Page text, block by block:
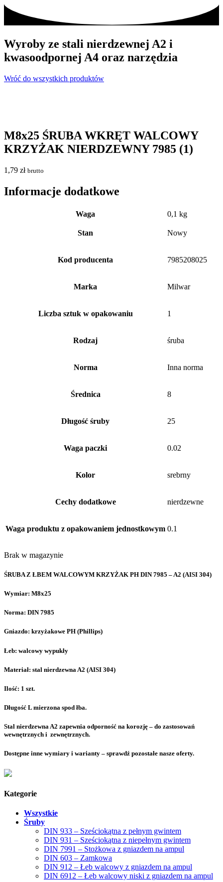
Wyroby ze stali nierdzewnej A2 i
kwasoodpornej A4 oraz narzędzia
Wróć do wszystkich produktów
M8x25 ŚRUBA WKRĘT WALCOWY
KRZYŻAK NIERDZEWNY 7985 (1)
1,79 zł brutto
Informacje dodatkowe
Waga 0,1 kg
Stan Nowy
Kod producenta 7985208025
Marka Milwar
Liczba sztuk w opakowaniu 1
Rodzaj śruba
Norma Inna norma
Średnica 8
Długość śruby 25
Waga paczki 0.02
Kolor srebrny
Cechy dodatkowe nierdzewne
Waga produktu z opakowaniem jednostkowym 0.1
Brak w magazynie
ŚRUBA Z ŁBEM WALCOWYM KRZYŻAK PH DIN 7985 – A2 (AISI 304)
Wymiar: M8x25
Norma: DIN 7985
Gniazdo: krzyżakowe PH (Phillips)
Łeb: walcowy wypukły
Materiał: stal nierdzewna A2 (AISI 304)
Ilość: 1 szt.
Długość L mierzona spod łba.
Stal nierdzewna A2 zapewnia odporność na korozję – do zastosowań
wewnętrznych i zewnętrznych.
Dostępne inne wymiary i warianty – sprawdź pozostałe nasze oferty.
Kategorie
Wszystkie
Śruby
DIN 933 – Sześciokątna z pełnym gwintem
DIN 931 – Sześciokątna z niepełnym gwintem
DIN 7991 – Stożkowa z gniazdem na ampul
DIN 603 – Zamkowa
DIN 912 – Łeb walcowy z gniazdem na ampul
DIN 6912 – Łeb walcowy niski z gniazdem na ampul